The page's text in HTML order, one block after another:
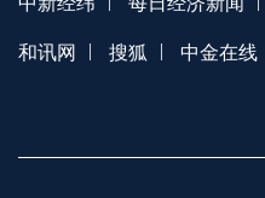
和讯网 | 搜狐 | 中金在线